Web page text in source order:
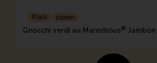
Plats 10min
Gnocchi verdi au Maredsous® Jambon